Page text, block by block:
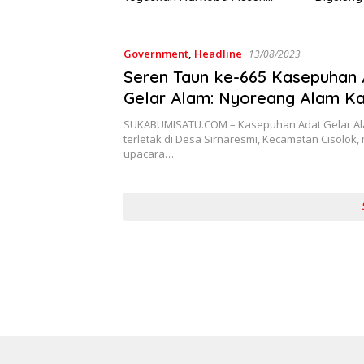
Government, Headline 13/08/2023
Seren Taun ke-665 Kasepuhan
Gelar Alam: Nyoreang Alam
Nyawang Alam nu Bakal
SUKABUMISATU.COM – Kasepuhan Adat Gelar
terletak di Desa Sirnaresmi, Kecamatan
upacara…